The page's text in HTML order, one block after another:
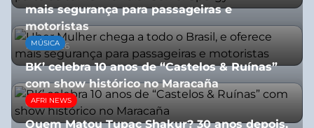
mais segurança para passageiras e
motoristas
10/07/2026
MÚSICA
BK’ celebra 10 anos de “Castelos & Ruínas”
com show histórico no Maracaña
06/08/2026
AFRI NEWS
Quem Matou Tupac Shakur? 30 anos depois,